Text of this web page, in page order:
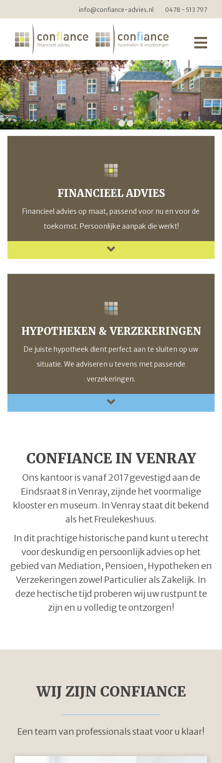
info@confiance-advies.nl 0478 - 513 797
1 2 3
FINANCIEEL ADVIES
Financieel advies op maat, passend voor nu en voor de
toekomst. Persoonlijke aanpak die werkt!
HYPOTHEKEN & VERZEKERINGEN
De juiste hypotheek dient perfect aan te sluiten op uw
situatie. We adviseren u tevens met passende
verzekeringen.
CONFIANCE IN VENRAY
Ons kantoor is vanaf 2017 gevestigd aan de
Eindsraat 8 in Venray, zijnde het voormalige
klooster en museum. In Venray staat dit bekend
als het Freulekeshuus.
In dit prachtige historische pand kunt u terecht
voor deskundig en persoonlijk advies op het
gebied van Mediation, Pensioen, Hypotheken en
Verzekeringen zowel Particulier als Zakelijk. In
deze hectische tijd proberen wij uw rustpunt te
zijn en u volledig te ontzorgen!
WIJ ZIJN CONFIANCE
Een team van professionals staat voor u klaar!